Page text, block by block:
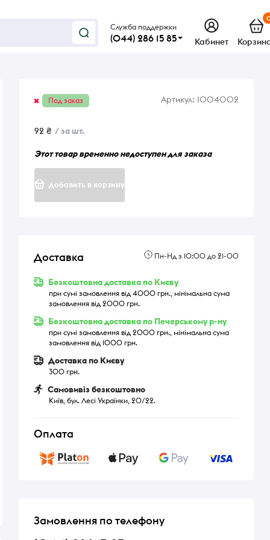
Служба поддержки
(044) 286 15 85 Кабинет
Под заказ Артикул: 1004002
92 ₴ / за шт.
Этот товар временно недоступен для заказа
Добавить в корзину
Доставка Пн-Нд з 10:00 до 21-00
Безкоштовна доставка по Києву
при сумі замовлення від 4000 грн., мінімальна сума
замовлення від 2000 грн.
Безкоштовна доставка по Печерському р-ну
при сумі замовлення від 2000 грн., мінімальна сума
замовлення від 1000 грн.
Доставка по Києву
300 грн.
Самовивіз безкоштовно
Київ, бул. Лесі Українки, 20/22.
Оплата
Замовлення по телефону